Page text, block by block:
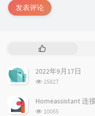
发表评论
热
文
章
2022年9月17日
浏
次
25827
Homeassistant 连
浏
10055